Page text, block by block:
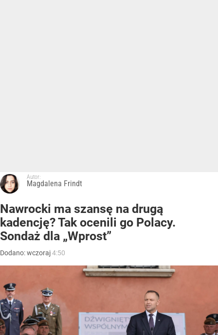
Autor:
Magdalena Frindt
Nawrocki ma szansę na drugą
kadencję? Tak ocenili go Polacy.
Sondaż dla „Wprost”
Dodano:wczoraj4:50